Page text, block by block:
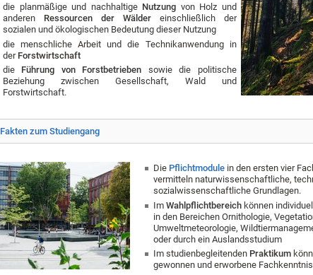
die planmäßige und nachhaltige Nutzung von Holz und
anderen Ressourcen der Wäldereinschließlich der
sozialen und ökologischen Bedeutung dieser Nutzung
die menschliche Arbeit und die Technikanwendung in
der Forstwirtschaft
die Führung von Forstbetrieben sowie die politische
Beziehung zwischen Gesellschaft, Wald und
Forstwirtschaft.
Fakten zum Studiengang
Die Pflichtmodule in den ersten vier
vermitteln naturwissenschaftliche,
sozialwissenschaftliche Grundlagen.
ImWahlpflichtbereich können
in den Bereichen Ornithologie,
Umweltmeteorologie,
oder durch ein Auslandsstudium
Im studienbegleitenden Praktikum
gewonnen und erworbene